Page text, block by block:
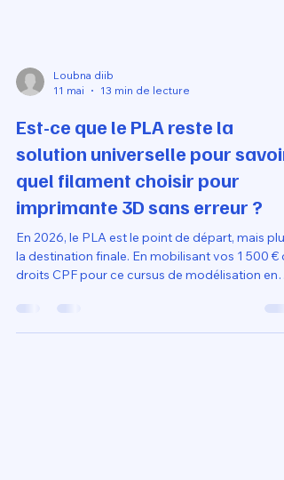
Loubna diib
11 mai
13 min de lecture
Est-ce que le PLA reste la
solution universelle pour savoir
quel filament choisir pour
imprimante 3D sans erreur ?
En 2026, le PLA est le point de départ, mais plus
droits CPF pour ce cursus de modélisation en